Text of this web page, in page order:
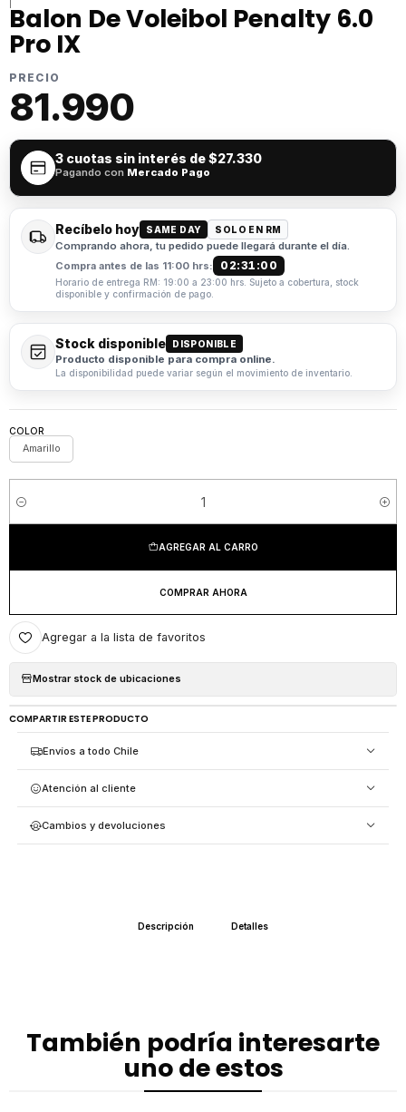
Balon De Voleibol Penalty 6.0
Pro IX
PRECIO
81.990
3 cuotas sin interés de$27.330
Pagando con Mercado Pago
Recíbelo hoy SAME DAY SOLO EN RM
Comprando ahora, tu pedido puede llegará durante el día.
Compra antes de las 11:00 hrs:
02:31:00
Horario de entrega RM: 19:00 a 23:00 hrs. Sujeto a cobertura, stock
disponible y confirmación de pago.
Stock disponible DISPONIBLE
Producto disponible para compra online.
La disponibilidad puede variar según el movimiento de inventario.
COLOR
Amarillo
Cantidad
AGREGAR AL CARRO
COMPRAR AHORA
Agregar a la lista de favoritos
Mostrar stock de ubicaciones
COMPARTIR ESTE PRODUCTO
Envíos a todo Chile
Atención al cliente
Cambios y devoluciones
Descripción Detalles
También podría interesarte
uno de estos